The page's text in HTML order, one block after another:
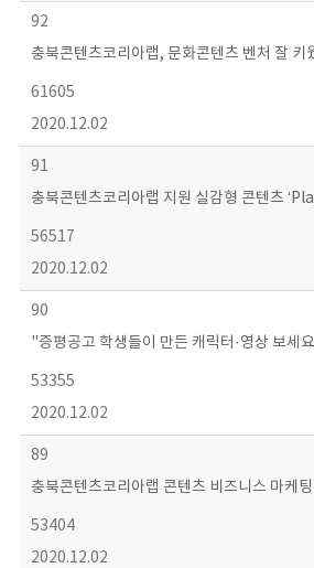
92
충북콘텐츠코리아랩, 문화콘텐츠 벤처 잘 키
61605
2020.12.02
91
충북콘텐츠코리아랩 지원 실감형 콘텐츠
56517
2020.12.02
90
"증평공고 학생들이 만든 캐릭터·영상 보세
53355
2020.12.02
89
충북콘텐츠코리아랩 콘텐츠 비즈니스 마케팅
53404
2020.12.02